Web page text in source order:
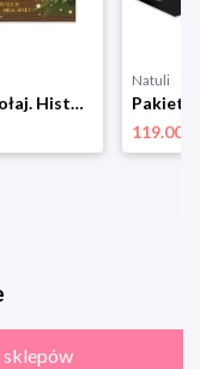
Święty Mikołaj. Historia prawdziwa Świetlik
Natuli
119.00 zł
sklepów